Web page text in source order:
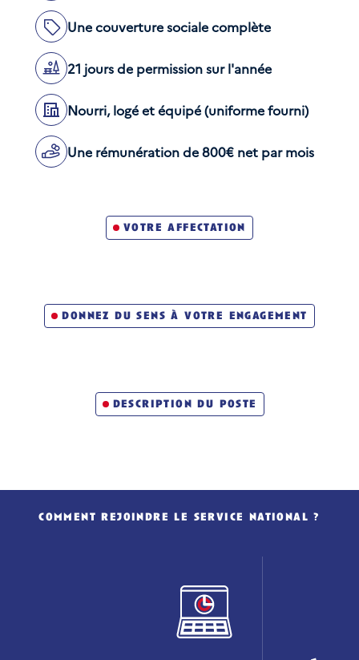
Une couverture sociale complète
21 jours de permission sur l'année
Nourri, logé et équipé (uniforme fourni)
Une rémunération de 800€ net par mois
votre affectation
donnez du sens à votre engagement
description du poste
comment rejoindre le service national ?